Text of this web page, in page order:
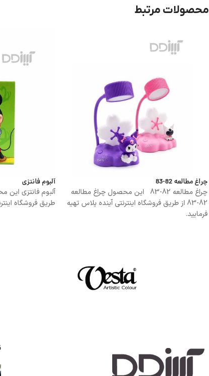
محصولات مرتبط
چراغ مطالعه 82-83
چراغ مطالعه 82-83 این محصول چراغ مطالعه
82-83 از طریق فروشگاه اینترنتی آینده پلاس تهیه
فرمایید.
آلبوم فانتزی
آلبوم فانتزی این
طریق فروشگاه